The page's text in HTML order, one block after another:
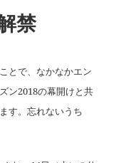
禁
とで、なかなかエン
ン2018の幕開けと共
す。忘れないうち